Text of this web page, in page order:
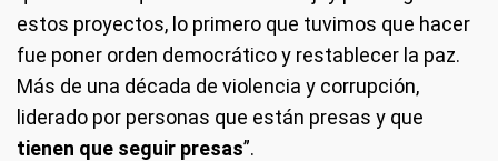
estos proyectos, lo primero que tuvimos que hacer
fue poner orden democrático y restablecer la paz.
Más de una década de violencia y corrupción,
liderado por personas que están presas y que
tienen que seguir presas”.